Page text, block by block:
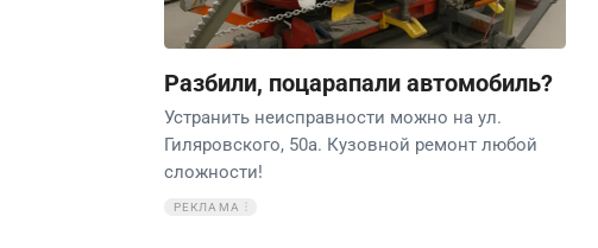
Разбили, поцарапали автомобиль?
Устранить неисправности можно на ул.
Гиляровского, 50а. Кузовной ремонт любой
сложности!
РЕКЛАМА